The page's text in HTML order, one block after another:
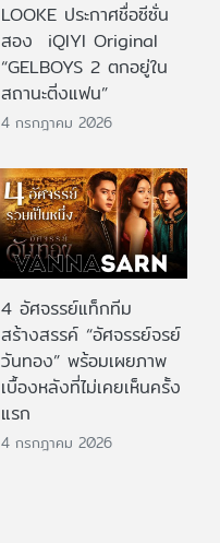
LOOKE ประกาศชื่อซีซั่น
สอง iQIYI Original
“GELBOYS 2 ตกอยู่ใน
สถานะติ่งแฟน”
4 กรกฎาคม 2026
4 อัศจรรย์แท็กทีม
สร้างสรรค์ “อัศจรรย์จรย์
วันทอง” พร้อมเผยภาพ
เบื้องหลังที่ไม่เคยเห็นครั้ง
แรก
4 กรกฎาคม 2026